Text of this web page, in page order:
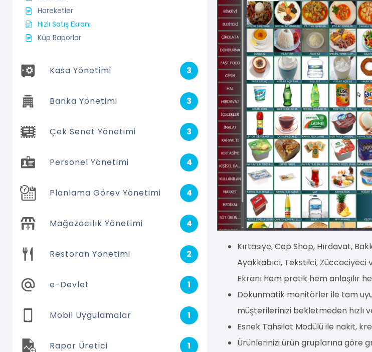
Hareketler
Hızlı Satış Ekranı
Küp Raporlar
Kasa Yönetimi 3
Banka Yönetimi 3
Çek Senet Yönetimi 3
Personel Yönetimi 4
Planlama Görev Yönetimi 4
Mağazacılık Yönetimi 4
Restoran Yönetimi 2
e-Devlet 1
Mobil Uygulamalar 1
Rapor Üretici 1
Kırtasiye, Cep Shop, Hırdavat,
Ayakkabıcı, Tekstilci,
Ekranı hem pratik hem anlaşılır
Dokunmatik monitörler ile tam
müşterilerinizi bekletmeden hızlı
Esnek Tahsilat Modülü ile nakit,
Ürünlerinizi ürün gruplarına göre